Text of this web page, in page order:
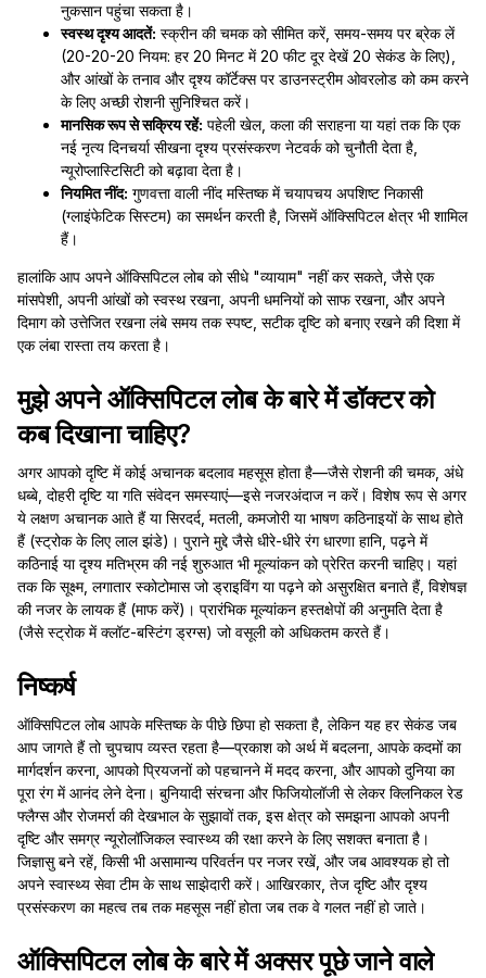
नुकसान पहुंचा सकता है।
स्वस्थ दृश्य आदतें: स्क्रीन की चमक को सीमित करें, समय-समय पर ब्रेक लें
(20-20-20 नियम: हर 20 मिनट में 20 फीट दूर देखें 20 सेकंड के लिए),
और आंखों के तनाव और दृश्य कॉर्टेक्स पर डाउनस्ट्रीम ओवरलोड को कम करने
के लिए अच्छी रोशनी सुनिश्चित करें।
मानसिक रूप से सक्रिय रहें: पहेली खेल, कला की सराहना या यहां तक कि एक
नई नृत्य दिनचर्या सीखना दृश्य प्रसंस्करण नेटवर्क को चुनौती देता है,
न्यूरोप्लास्टिसिटी को बढ़ावा देता है।
नियमित नींद: गुणवत्ता वाली नींद मस्तिष्क में चयापचय अपशिष्ट निकासी
(ग्लाइंफेटिक सिस्टम) का समर्थन करती है, जिसमें ऑक्सिपिटल क्षेत्र भी शामिल
हैं।
हालांकि आप अपने ऑक्सिपिटल लोब को सीधे "व्यायाम" नहीं कर सकते, जैसे एक
मांसपेशी, अपनी आंखों को स्वस्थ रखना, अपनी धमनियों को साफ रखना, और अपने
दिमाग को उत्तेजित रखना लंबे समय तक स्पष्ट, सटीक दृष्टि को बनाए रखने की दिशा में
एक लंबा रास्ता तय करता है।
मुझे अपने ऑक्सिपिटल लोब के बारे में डॉक्टर को
कब दिखाना चाहिए?
अगर आपको दृष्टि में कोई अचानक बदलाव महसूस होता है—जैसे रोशनी की चमक, अंधे
धब्बे, दोहरी दृष्टि या गति संवेदन समस्याएं—इसे नजरअंदाज न करें। विशेष रूप से अगर
ये लक्षण अचानक आते हैं या सिरदर्द, मतली, कमजोरी या भाषण कठिनाइयों के साथ होते
हैं (स्ट्रोक के लिए लाल झंडे)। पुराने मुद्दे जैसे धीरे-धीरे रंग धारणा हानि, पढ़ने में
कठिनाई या दृश्य मतिभ्रम की नई शुरुआत भी मूल्यांकन को प्रेरित करनी चाहिए। यहां
तक कि सूक्ष्म, लगातार स्कोटोमास जो ड्राइविंग या पढ़ने को असुरक्षित बनाते हैं, विशेषज्ञ
की नजर के लायक हैं (माफ करें)। प्रारंभिक मूल्यांकन हस्तक्षेपों की अनुमति देता है
(जैसे स्ट्रोक में क्लॉट-बस्टिंग ड्रग्स) जो वसूली को अधिकतम करते हैं।
निष्कर्ष
ऑक्सिपिटल लोब आपके मस्तिष्क के पीछे छिपा हो सकता है, लेकिन यह हर सेकंड जब
आप जागते हैं तो चुपचाप व्यस्त रहता है—प्रकाश को अर्थ में बदलना, आपके कदमों का
मार्गदर्शन करना, आपको प्रियजनों को पहचानने में मदद करना, और आपको दुनिया का
पूरा रंग में आनंद लेने देना। बुनियादी संरचना और फिजियोलॉजी से लेकर क्लिनिकल रेड
फ्लैग्स और रोजमर्रा की देखभाल के सुझावों तक, इस क्षेत्र को समझना आपको अपनी
दृष्टि और समग्र न्यूरोलॉजिकल स्वास्थ्य की रक्षा करने के लिए सशक्त बनाता है।
जिज्ञासु बने रहें, किसी भी असामान्य परिवर्तन पर नजर रखें, और जब आवश्यक हो तो
अपने स्वास्थ्य सेवा टीम के साथ साझेदारी करें। आखिरकार, तेज दृष्टि और दृश्य
प्रसंस्करण का महत्व तब तक महसूस नहीं होता जब तक वे गलत नहीं हो जाते।
ऑक्सिपिटल लोब के बारे में अक्सर पूछे जाने वाले